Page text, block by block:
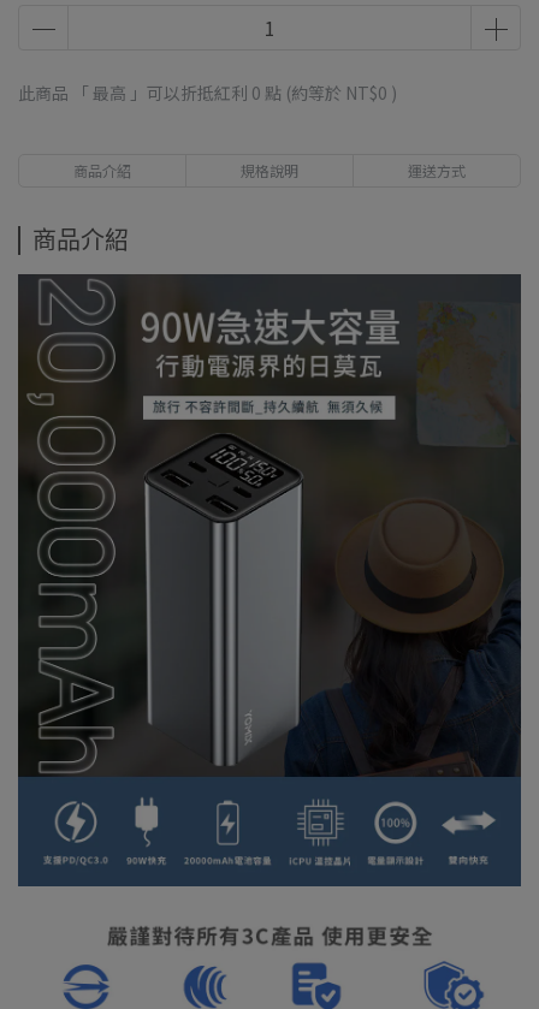
此商品 「 最高 」可以折抵紅利 0 點 (約等於 NT$0 )
商品介紹 規格說明 運送方式
商品介紹